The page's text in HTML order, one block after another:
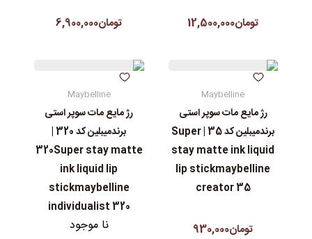
تومان12,500,000 تومان6,900,000
Maybelline
رژ مایع مات سوپر استی‌
برندمیبلین کد 35 | Super
stay matte ink liquid
lip stickmaybelline
creator 35
تومان930,000
Maybelline
رژ مایع مات سوپر استی‌
برندمیبلین کد 320 |
320Super stay matte
ink liquid lip
stickmaybelline
individualist 320
نا موجود